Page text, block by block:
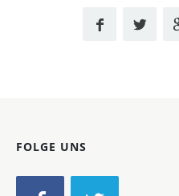
FOLGE UNS